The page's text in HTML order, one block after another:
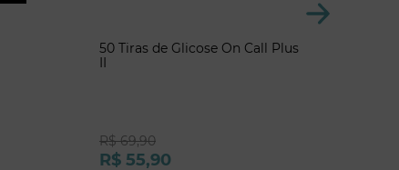
50 Tiras de Glicose On Call Plus
II
R$ 69,90
R$ 55,90